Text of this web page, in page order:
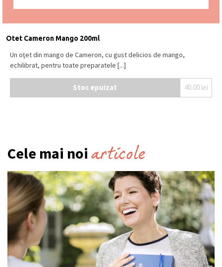
Otet Cameron Mango 200ml
Un oţet din mango de Cameron, cu gust delicios de mango,
echilibrat, pentru toate preparatele [...]
Stoc epuizat 40.00 lei
Cele mai noi articole